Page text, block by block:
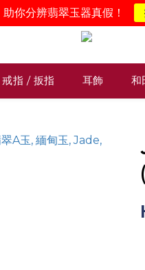
戒指 / 扳指 耳飾 和
你分辨翡翠玉器真假！